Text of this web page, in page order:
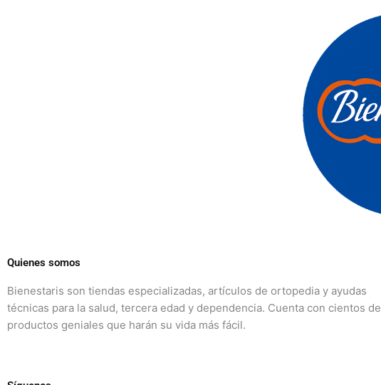
Quienes somos
Bienestaris son tiendas especializadas, artículos de ortopedia y ayudas
técnicas para la salud, tercera edad y dependencia. Cuenta con cientos de
productos geniales que harán su vida más fácil.